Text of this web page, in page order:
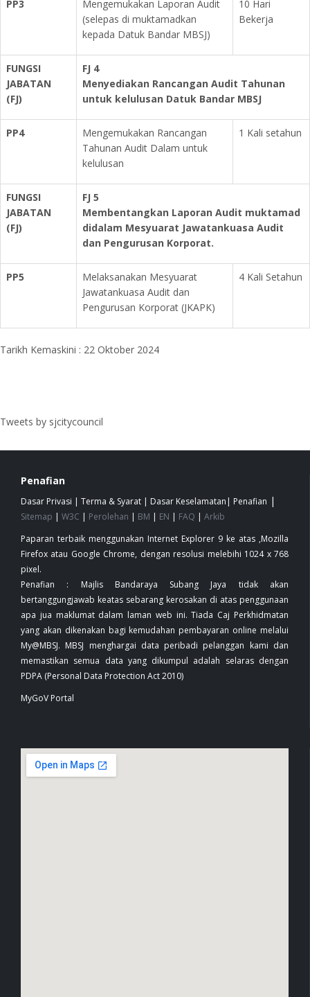
PP3
Mengemukakan Laporan Audit
(selepas di muktamadkan
kepada Datuk Bandar MBSJ)
10 Hari
Bekerja
FUNGSI
JABATAN
(FJ)
FJ 4
Menyediakan Rancangan Audit Tahunan
untuk kelulusan Datuk Bandar MBSJ
PP4
Mengemukakan Rancangan
Tahunan Audit Dalam untuk
kelulusan
1 Kali setahun
FUNGSI
JABATAN
(FJ)
FJ 5
Membentangkan Laporan Audit muktamad
didalam Mesyuarat Jawatankuasa Audit
dan Pengurusan Korporat.
PP5
Melaksanakan Mesyuarat
Jawatankuasa Audit dan
Pengurusan Korporat (JKAPK)
4 Kali Setahun
Tarikh Kemaskini : 22 Oktober 2024
Tweets by sjcitycouncil
Penafian
Dasar Privasi | Terma & Syarat | Dasar Keselamatan | Penafian |
Sitemap | W3C | Perolehan | BM | EN | FAQ | Arkib
Paparan terbaik menggunakan Internet Explorer 9 ke atas ,Mozilla
Firefox atau Google Chrome, dengan resolusi melebihi 1024 x 768
pixel.
Penafian : Majlis Bandaraya Subang Jaya tidak akan
bertanggungjawab keatas sebarang kerosakan di atas penggunaan
apa jua maklumat dalam laman web ini. Tiada Caj Perkhidmatan
yang akan dikenakan bagi kemudahan pembayaran online melalui
My@MBSJ. MBSJ menghargai data peribadi pelanggan kami dan
memastikan semua data yang dikumpul adalah selaras dengan
PDPA (Personal Data Protection Act 2010)
MyGoV Portal